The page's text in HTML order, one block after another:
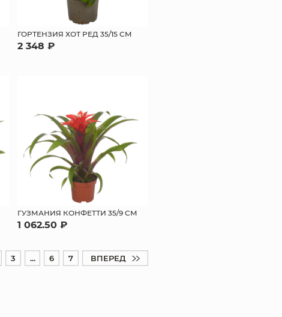
ГОРТЕНЗИЯ ХОТ РЕД 35/15 СМ
2 348 ₽
ГУЗМАНИЯ КОНФЕТТИ 35/9 СМ
1 062.50 ₽
3 ... 6 7 ВПЕРЕД